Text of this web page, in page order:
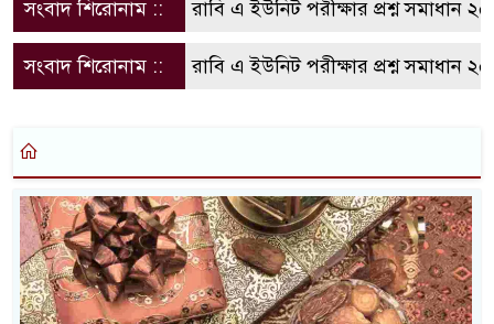
সংবাদ শিরোনাম :: রাবি এ ইউনিট পরীক্ষার প্রশ্ন সমাধান
সংবাদ শিরোনাম :: রাবি এ ইউনিট পরীক্ষার প্রশ্ন সমাধান